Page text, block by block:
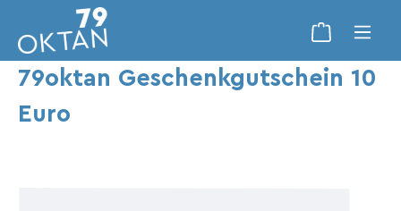
79oktan Geschenkgutschein 10
Euro